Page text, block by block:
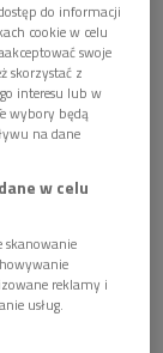
w kategorii
- uznanego w
-
promocję
do informacji
cookie w celu
swoje
skorzystać z
interesu lub w
wybory będą
na dane
w celu
skanowanie
reklamy i
usług.